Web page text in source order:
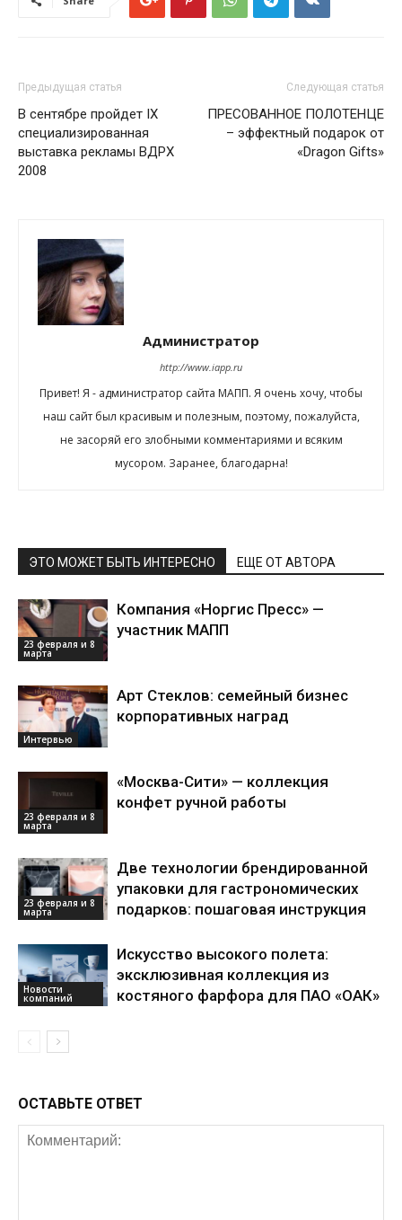
Предыдущая статья
В сентябре пройдет IX
специализированная
выставка рекламы ВДРХ
2008
Следующая статья
ПРЕСОВАННОЕ ПОЛОТЕНЦЕ
– эффектный подарок от
«Dragon Gifts»
Администратор
http://www.iapp.ru
Привет! Я - администратор сайта МАПП. Я очень хочу, чтобы
наш сайт был красивым и полезным, поэтому, пожалуйста,
не засоряй его злобными комментариями и всяким
мусором. Заранее, благодарна!
ЭТО МОЖЕТ БЫТЬ ИНТЕРЕСНО ЕЩЕ ОТ АВТОРА
23 февраля и 8
марта
Компания «Норгис Пресс» —
участник МАПП
Интервью
Арт Стеклов: семейный бизнес
корпоративных наград
23 февраля и 8
марта
«Москва-Сити» — коллекция
конфет ручной работы
23 февраля и 8
марта
Две технологии брендированной
упаковки для гастрономических
подарков: пошаговая инструкция
Новости
компаний
Искусство высокого полета:
эксклюзивная коллекция из
костяного фарфора для ПАО «ОАК»
ОСТАВЬТЕ ОТВЕТ